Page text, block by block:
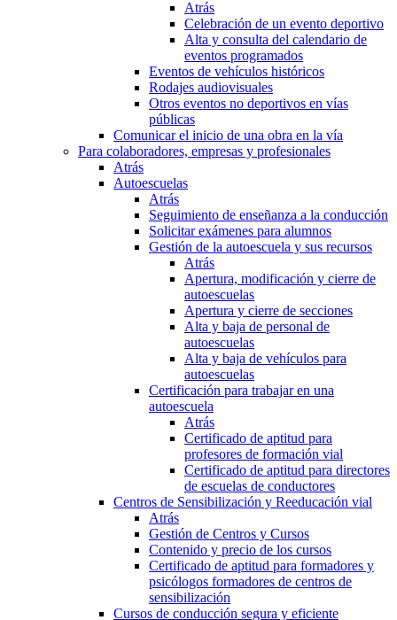
Atrás
Celebración de un evento deportivo
Alta y consulta del calendario de
eventos programados
Eventos de vehículos históricos
Rodajes audiovisuales
Otros eventos no deportivos en vías
públicas
Comunicar el inicio de una obra en la vía
Para colaboradores, empresas y profesionales
Atrás
Autoescuelas
Atrás
Seguimiento de enseñanza a la conducción
Solicitar exámenes para alumnos
Gestión de la autoescuela y sus recursos
Atrás
Apertura, modificación y cierre de
autoescuelas
Apertura y cierre de secciones
Alta y baja de personal de
autoescuelas
Alta y baja de vehículos para
autoescuelas
Certificación para trabajar en una
autoescuela
Atrás
Certificado de aptitud para
profesores de formación vial
Certificado de aptitud para directores
de escuelas de conductores
Centros de Sensibilización y Reeducación vial
Atrás
Gestión de Centros y Cursos
Contenido y precio de los cursos
Certificado de aptitud para formadores y
psicólogos formadores de centros de
sensibilización
Cursos de conducción segura y eficiente